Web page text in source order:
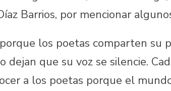
Barrios, por mencionar
los poetas comparten su
dejan que su voz se silencie.
a los poetas porque el